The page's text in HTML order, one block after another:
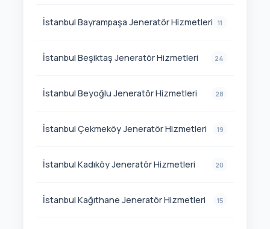
İstanbul Bayrampaşa Jeneratör Hizmetleri 11
İstanbul Beşiktaş Jeneratör Hizmetleri 24
İstanbul Beyoğlu Jeneratör Hizmetleri 28
İstanbul Çekmeköy Jeneratör Hizmetleri 19
İstanbul Kadıköy Jeneratör Hizmetleri 20
İstanbul Kağıthane Jeneratör Hizmetleri 15